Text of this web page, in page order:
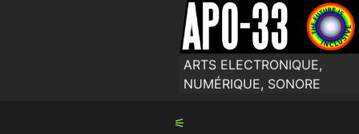
ARTS ELECTRONIQUE,
NUMÉRIQUE, SONORE
⚟